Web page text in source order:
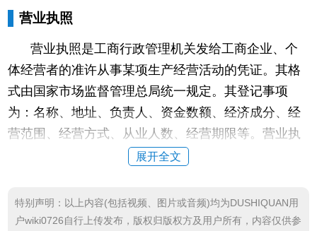
营业执照
营业执照是工商行政管理机关发给工商企业、个
体经营者的准许从事某项生产经营活动的凭证。其格
式由国家市场监督管理总局统一规定。其登记事项
为：名称、地址、负责人、资金数额、经济成分、经
营范围、经营方式、从业人数、经营期限等。营业执
照分正本和副本，二者具有相同的法律效力。正本应
得伪造、涂改、出租、出借、转让。没有营业执照的
工商企业或个体经营者一律不许开业，不得刻制公
展开全文
特别声明：以上内容(包括视频、图片或音频)均为DUSHIQUAN用
户wiki0726自行上传发布，版权归版权方及用户所有，内容仅供参